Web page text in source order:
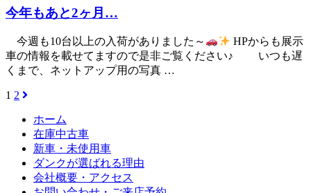
今年もあと2ヶ月…
今週も10台以上の入荷がありました～
HPからも展示
車の情報を載せてますので是非ご覧ください♪ いつも遅
くまで、ネットアップ用の写真 …
1 2
ホーム
在庫中古車
新車・未使用車
ダンクが選ばれる理由
会社概要・アクセス